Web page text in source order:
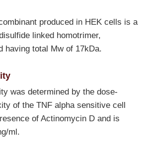
produced in HEK cells is a
linked homotrimer,
having total Mw of 17kDa.
was determined by the dose-
of the TNF alpha sensitive cell
of Actinomycin D and is
ml.